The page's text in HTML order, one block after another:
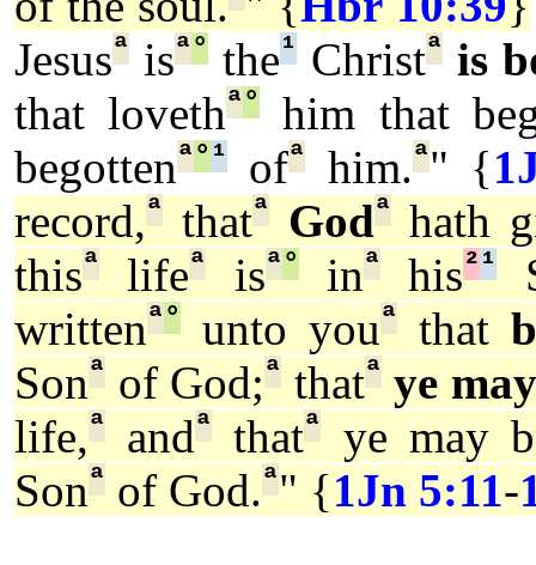
Jesusª isª°the¹Christª is
that lovethª°
him that
begottenª° ¹ ofª him.ª" {
record,ª thatª Godª
hath
thisª lifeª isª°inª his²¹
writtenª° unto youª that
Sonª of God;ª thatª ye
life,ª andª thatª
ye may
Sonª of God.ª" {1Jn 5:11-